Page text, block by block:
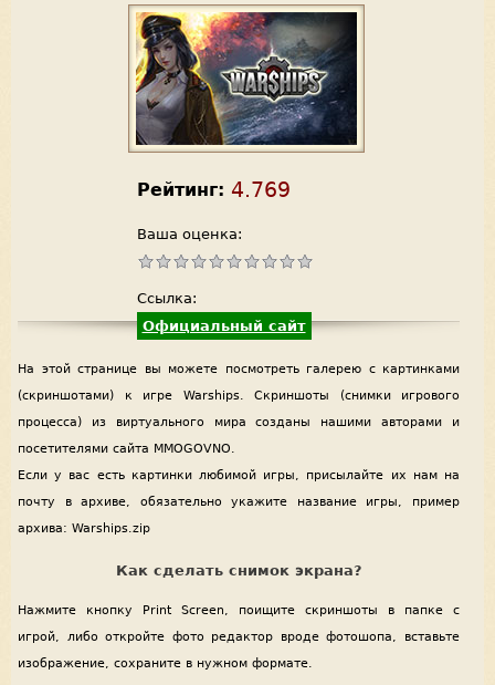
Рейтинг: 4.769
Ваша оценка:
Ссылка:
Официальный сайт
На этой странице вы можете посмотреть галерею с картинками
(скриншотами) к игре Warships. Скриншоты (снимки игрового
процесса) из виртуального мира созданы нашими авторами и
посетителями сайта MMOGOVNO.
Если у вас есть картинки любимой игры, присылайте их нам на
почту в архиве, обязательно укажите название игры, пример
архива: Warships.zip
Как сделать снимок экрана?
Нажмите кнопку Print Screen, поищите скриншоты в папке с
игрой, либо откройте фото редактор вроде фотошопа, вставьте
изображение, сохраните в нужном формате.